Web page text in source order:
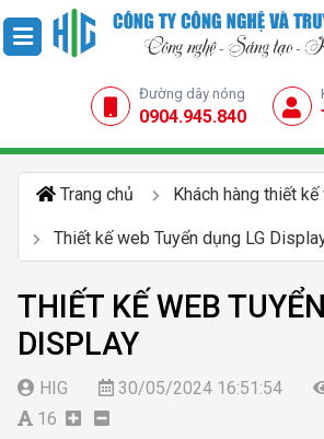
Đường dây nóng
0904.945.840
Trang chủ Khách hàng thiết kế
Thiết kế web Tuyển dụng LG
THIẾT KẾ WEB
DISPLAY
HIG 30/05/2024 16:51:54
16